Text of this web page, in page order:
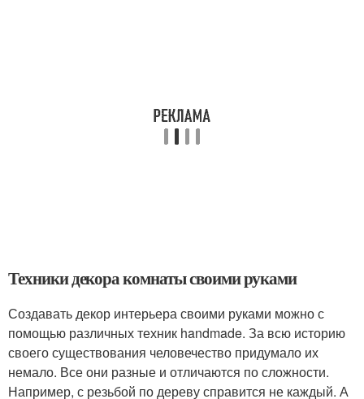
Техники декора комнаты своими руками
Создавать декор интерьера своими руками можно с
помощью различных техник handmade. За всю историю
своего существования человечество придумало их
немало. Все они разные и отличаются по сложности.
Например, с резьбой по дереву справится не каждый. А